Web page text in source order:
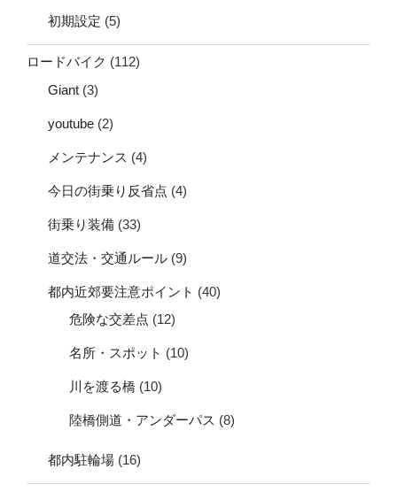
初期設定 (5)
ロードバイク (112)
Giant (3)
youtube (2)
メンテナンス (4)
今日の街乗り反省点 (4)
街乗り装備 (33)
道交法・交通ルール (9)
都内近郊要注意ポイント (40)
危険な交差点 (12)
名所・スポット (10)
川を渡る橋 (10)
陸橋側道・アンダーパス (8)
都内駐輪場 (16)